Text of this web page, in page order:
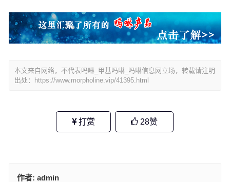
本文来自网络，不代表吗啉_甲基吗啉_吗啉信息网立场，转载请注明
出处：
https://www.morpholine.vip/41395.html
打赏 28赞
作者: admin